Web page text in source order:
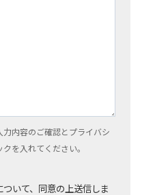
内容のご確認とプライバシ
を入れてください。
ついて、同意の上送信しま